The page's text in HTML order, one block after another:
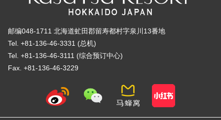
邮编048-1711 北海道虻田郡留寿都村字泉川13番地
Tel. +81-136-46-3331 (总机)
Tel. +81-136-46-3111 (综合预订中心)
Fax. +81-136-46-3229